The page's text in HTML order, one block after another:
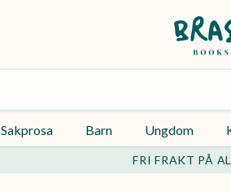
Sakprosa Barn Ungdom
FRI FRAKT PÅ